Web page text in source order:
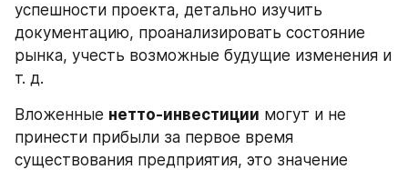
успешности проекта, детально изучить
документацию, проанализировать состояние
рынка, учесть возможные будущие изменения и
т. д.
Вложенные нетто-инвестиции могут и не
принести прибыли за первое время
существования предприятия, это значение